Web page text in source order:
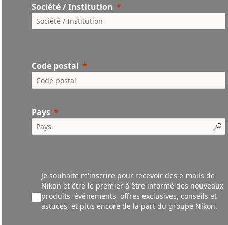
Société / Institution
Code postal
Pays
Je souhaite m'inscrire pour recevoir des e-mails de
Nikon et être le premier à être informé des nouveaux
produits,événements, offres exclusives, conseils et
astuces, et plus encore de la part du groupe Nikon.